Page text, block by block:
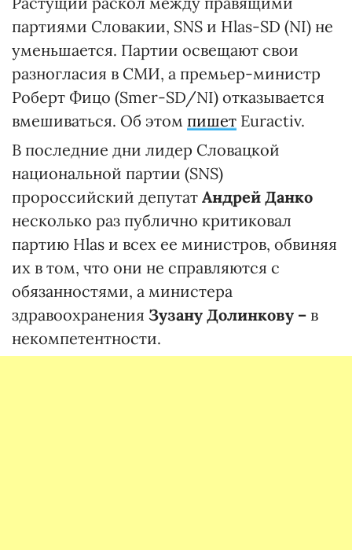
партиями Словакии, SNS и Hlas-SD (NI) не
уменьшается. Партии освещают свои
разногласия в СМИ, а премьер-министр
Роберт Фицо (Smer-SD/NI) отказывается
вмешиваться. Об этом пишет Euractiv.
В последние дни лидер Словацкой
национальной партии (SNS)
пророссийский депутат Андрей Данко
несколько раз публично критиковал
партию Hlas и всех ее министров, обвиняя
их в том, что они не справляются с
обязанностями, а министера
здравоохранения Зузану Долинкову – в
некомпетентности.